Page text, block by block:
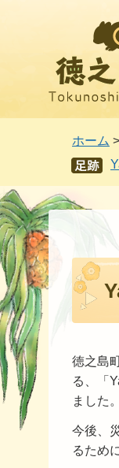
ホーム >
あし
あと
徳之島
る、「
ました。
今後、
るため